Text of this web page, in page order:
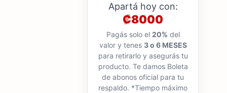
Apartá hoy con:
₡8000
Pagás solo el 20% del
valor y tenes 3 o 6 MESES
para retirarlo y asegurás tu
producto. Te damos Boleta
de abonos oficial para tu
respaldo. *Tiempo máximo